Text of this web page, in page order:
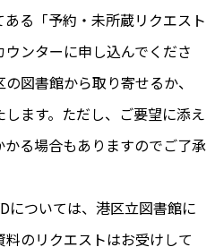
る「予約・未所蔵リクエスト
ンターに申し込んでくださ
図書館から取り寄せるか、
ます。ただし、ご要望に添え
る場合もありますのでご了承
については、港区立図書館に
のリクエストはお受けして